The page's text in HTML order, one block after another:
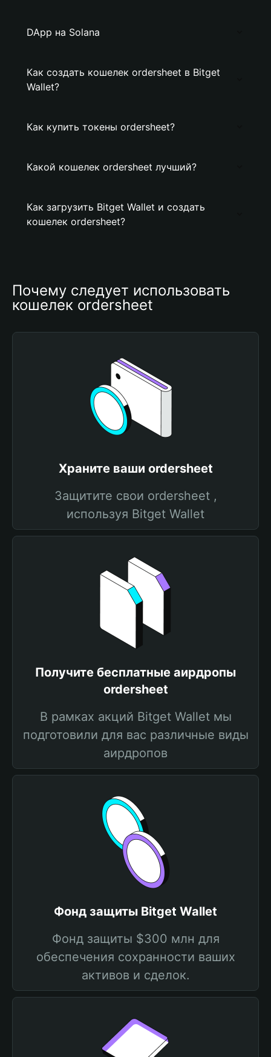
DApp на Solana
Как создать кошелек ordersheet в Bitget
Wallet?
Как купить токены ordersheet?
Какой кошелек ordersheet лучший?
Как загрузить Bitget Wallet и создать
кошелек ordersheet?
Почему следует использовать
кошелек ordersheet
Храните ваши ordersheet
Защитите свои ordersheet ,
используя Bitget Wallet
Получите бесплатные аирдропы
ordersheet
В рамках акций Bitget Wallet мы
подготовили для вас различные виды
аирдропов
Фонд защиты Bitget Wallet
Фонд защиты $300 млн для
обеспечения сохранности ваших
активов и сделок.